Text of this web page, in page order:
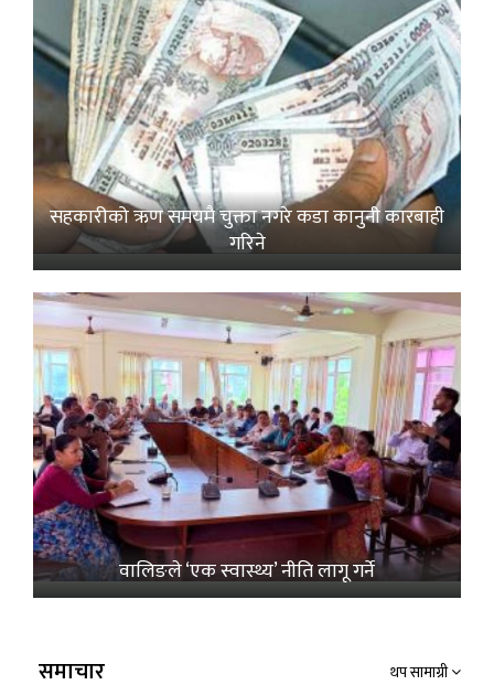
सहकारीको ऋण समयमै चुक्ता नगरे कडा कानुनी कारबाही
गरिने
वालिङले ‘एक स्वास्थ्य’ नीति लागू गर्ने
समाचार थप सामाग्री